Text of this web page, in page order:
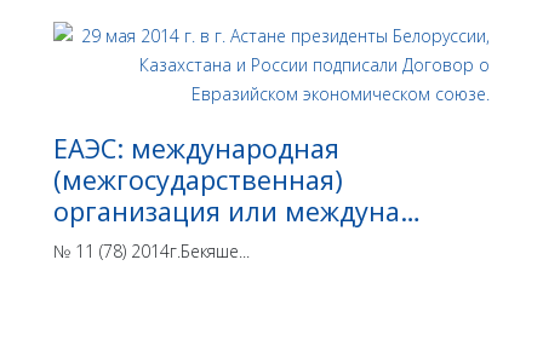
ЕАЭС: международная
(межгосударственная)
организация или междуна…
№ 11 (78) 2014г.Бекяше...